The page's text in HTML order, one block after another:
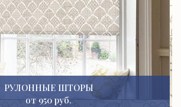
РУЛОННЫЕ ШТОРЫ
от 950 руб.